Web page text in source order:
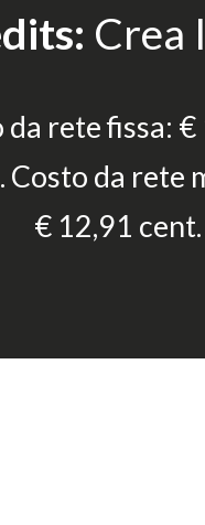
Crea
da rete fissa:
Costo da rete
€ 12,91